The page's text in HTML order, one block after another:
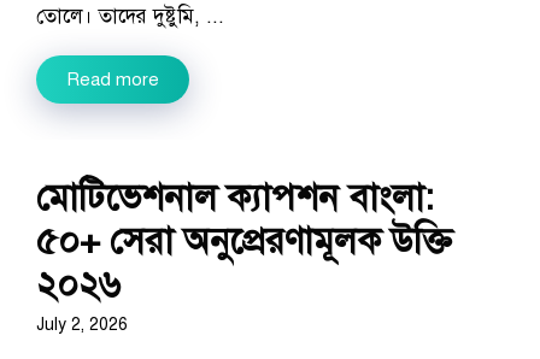
তোলে। তাদের দুষ্টুমি, ...
Read more
মোটিভেশনাল ক্যাপশন বাংলা:
৫০+ সেরা অনুপ্রেরণামূলক উক্তি
২০২৬
July 2, 2026